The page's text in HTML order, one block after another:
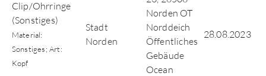
Clip/Ohrringe
(Sonstiges)
Material:
Sonstiges; Art:
Kopf
Stadt
Norden
Norden OT
Norddeich
Öffentliches
Gebäude
Ocean
28.08.2023